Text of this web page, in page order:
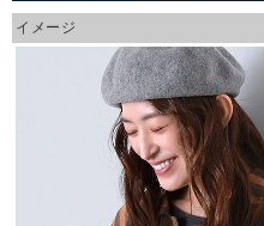
イメージ